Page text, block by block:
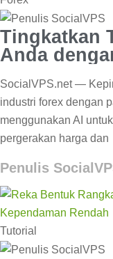
Tingkatkan
Anda
SocialVPS.net —
industri forex dengan
menggunakan AI
pergerakan harga dan
Penulis
Tutorial